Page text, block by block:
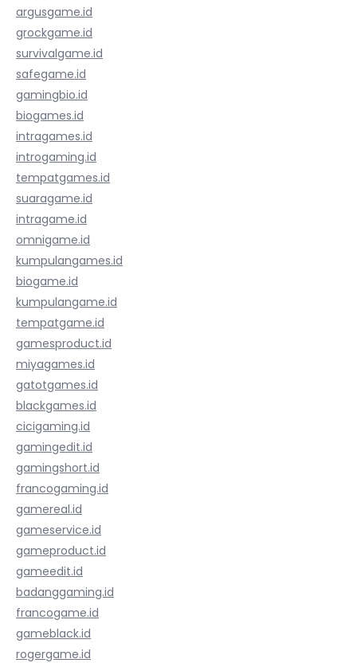
argusgame.id
grockgame.id
survivalgame.id
safegame.id
gamingbio.id
biogames.id
intragames.id
introgaming.id
tempatgames.id
suaragame.id
intragame.id
omnigame.id
kumpulangames.id
biogame.id
kumpulangame.id
tempatgame.id
gamesproduct.id
miyagames.id
gatotgames.id
blackgames.id
cicigaming.id
gamingedit.id
gamingshort.id
francogaming.id
gamereal.id
gameservice.id
gameproduct.id
gameedit.id
badanggaming.id
francogame.id
gameblack.id
rogergame.id